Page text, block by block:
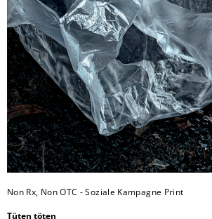
Non Rx, Non OTC - Soziale Kampagne Print
Tüten töten